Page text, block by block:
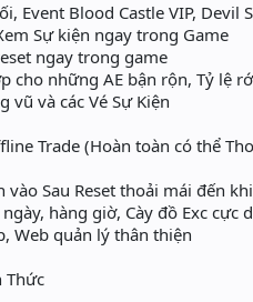
Event Blood Castle VIP, Devil
Sự kiện ngay trong Game
ngay trong game
cho những AE bận rộn, Tỷ lệ
vũ và các Vé Sự Kiện
Trade (Hoàn toàn có thể
Sau Reset thoải mái đến
hàng giờ, Cày đồ Exc cực
Web quản lý thân thiện
Thức